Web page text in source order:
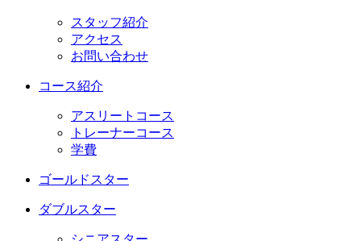
スタッフ紹介
アクセス
お問い合わせ
コース紹介
アスリートコース
トレーナーコース
学費
ゴールドスター
ダブルスター